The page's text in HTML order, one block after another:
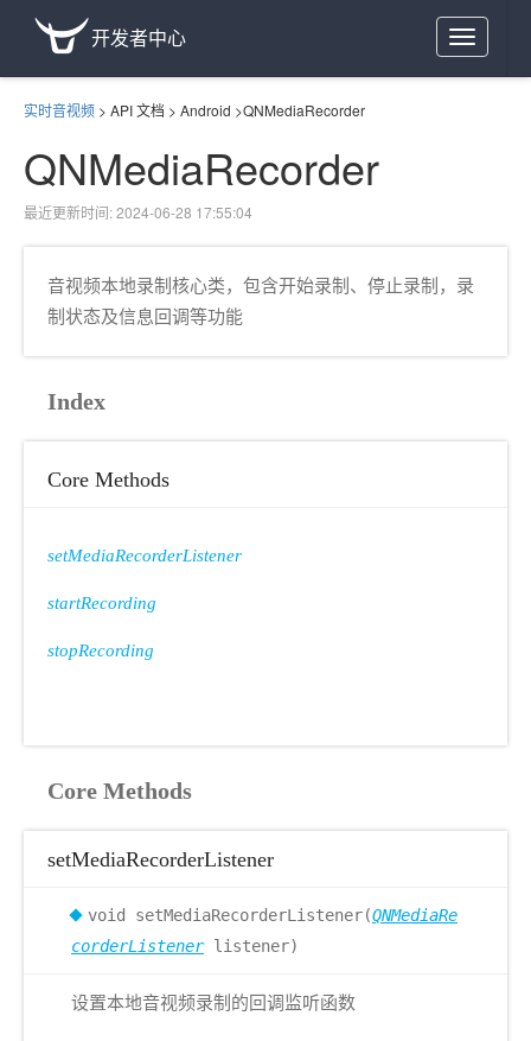
Toggle
navigation
开发者中心
实时音视频 > API 文档 > Android >QNMediaRecorder
QNMediaRecorder
最近更新时间: 2024-06-28 17:55:04
音视频本地录制核心类，包含开始录制、停止录制，录
制状态及信息回调等功能
Index
Core Methods
setMediaRecorderListener
startRecording
stopRecording
Core Methods
setMediaRecorderListener
void setMediaRecorderListener(QNMediaRe
corderListenerlistener)
设置本地音视频录制的回调监听函数